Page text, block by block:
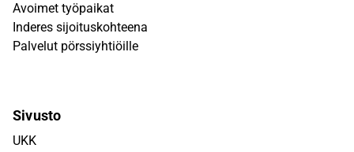
Avoimet työpaikat
Inderes sijoituskohteena
Palvelut pörssiyhtiöille
Sivusto
UKK